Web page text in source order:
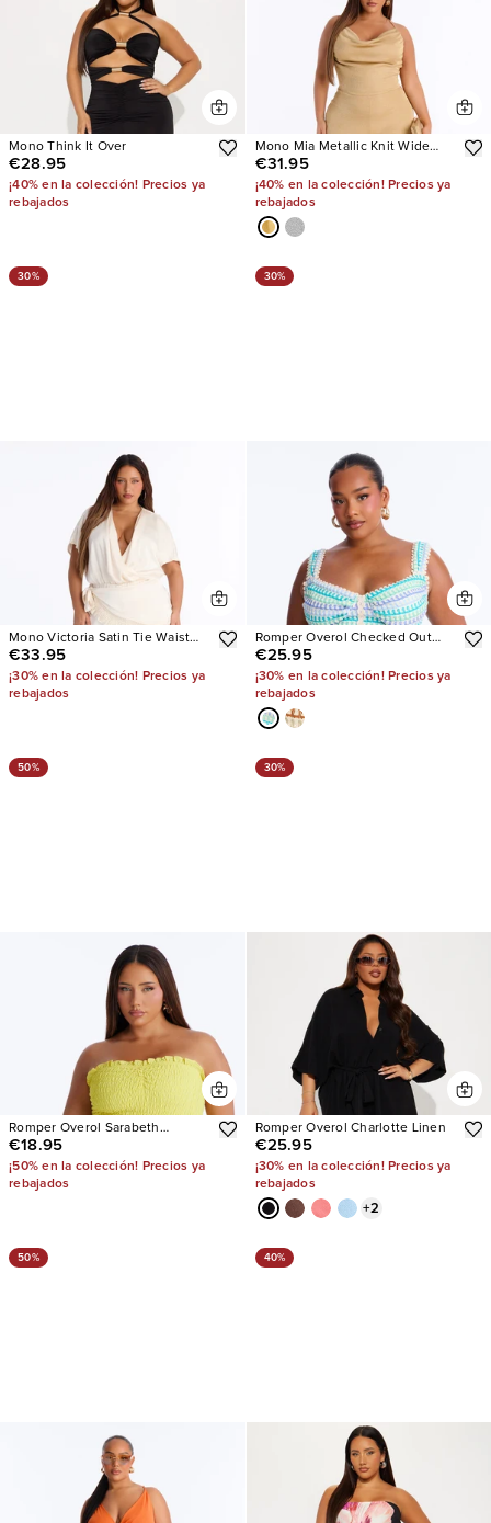
Mono Think It Over
€28.95
¡40% en la colección! Precios ya
rebajados
Mono Mia Metallic Knit Wide
Leg
€31.95
¡40% en la colección! Precios ya
rebajados
30%
Mono Victoria Satin Tie Waist
Jogger
€33.95
¡30% en la colección! Precios ya
rebajados
30%
Romper Overol Checked Out
Crochet Sleeveless
€25.95
¡30% en la colección! Precios ya
rebajados
50%
Romper Overol Sarabeth
Smocked
€18.95
¡50% en la colección! Precios ya
rebajados
30%
Romper Overol Charlotte Linen
€25.95
¡30% en la colección! Precios ya
rebajados
+2
50% 40%